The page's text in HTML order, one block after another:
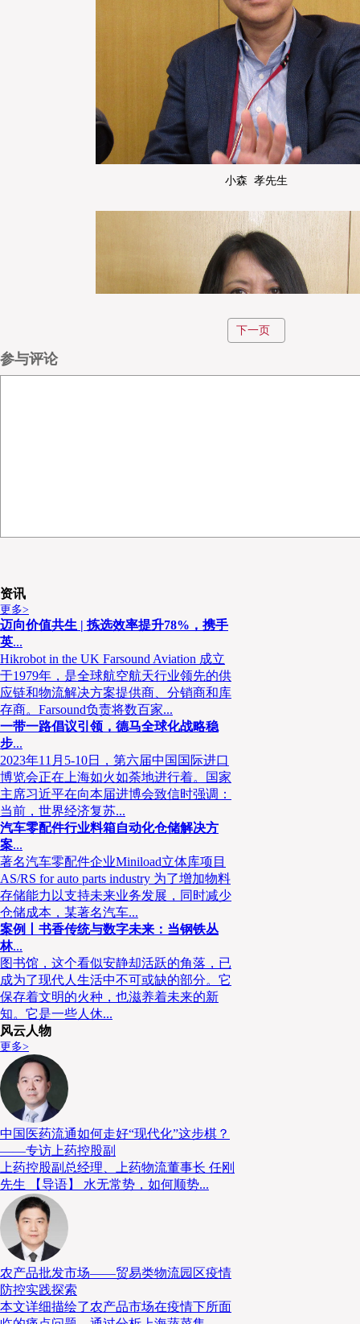
小森 孝先生
题。”众所周知，无印良品非常重视顾客的“亲身感受”，包括顾客收件
品不会轻易简化包装。因此，无印良品的目标主要集中在如何提高分拣
印良品引进OKURA（大库）的技术设备，避免了采用数字显示方式时
题，从而减少错误投入的可能性。
大小件商品分开处理想方设法提高分拣效率
在新泻中心决定引进“LED分拣系统”之前，对该系统进行反复的现场验
如今，该分拣系统成为新泻中心分拣业务的中枢。现在，从整个中心的
下“LED分拣系统”的特点吧。
新泻中心1楼，该楼层主要储存拉杆箱、靠垫、收纳箱等大件商品。2楼
品、食品及其他生活杂货等小件商品。为了提高配货效率，中心将订单
类、2全部大件商品、3小件商品类＋大件商品（见图表1）。
首先介绍一下1全部小件商品类的订单操作流程，将30份订单集中配货
手推车，按照清单配货（见照片2），清单顺序按位置进行编排，不会
后，进入LED分拣工序。
下一页
参与评论
资讯
更多>
迈向价值共生 | 拣选效率提升78%，携手
英...
Hikrobot in the UK Farsound Aviation 成立
于1979年，是全球航空航天行业领先的供
应链和物流解决方案提供商、分销商和库
存商。Farsound负责将数百家...
一带一路倡议引领，德马全球化战略稳
步...
2023年11月5-10日，第六届中国国际进口
博览会正在上海如火如荼地进行着。国家
主席习近平在向本届进博会致信时强调：
当前，世界经济复苏...
汽车零配件行业料箱自动化仓储解决方
案...
著名汽车零配件企业Miniload立体库项目
AS/RS for auto parts industry 为了增加物料
存储能力以支持未来业务发展，同时减少
仓储成本，某著名汽车...
案例丨书香传统与数字未来：当钢铁丛
林...
图书馆，这个看似安静却活跃的角落，已
成为了现代人生活中不可或缺的部分。它
保存着文明的火种，也滋养着未来的新
知。它是一些人休...
风云人物
更多>
中国医药流通如何走好“现代化”这步棋？
——专访上药控股副
上药控股副总经理、上药物流董事长 任刚
先生 【导语】 水无常势，如何顺势...
农产品批发市场——贸易类物流园区疫情
防控实践探索
本文详细描绘了农产品市场在疫情下所面